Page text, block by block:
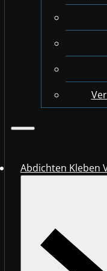
Abdichten Kleben